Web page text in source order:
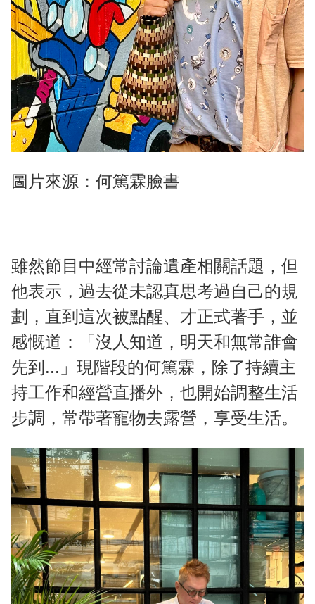
圖片來源：何篤霖臉書
雖然節目中經常討論遺產相關話題，但
他表示，過去從未認真思考過自己的規
劃，直到這次被點醒、才正式著手，並
感慨道：「沒人知道，明天和無常誰會
先到...」現階段的何篤霖，除了持續主
持工作和經營直播外，也開始調整生活
步調，常帶著寵物去露營，享受生活。